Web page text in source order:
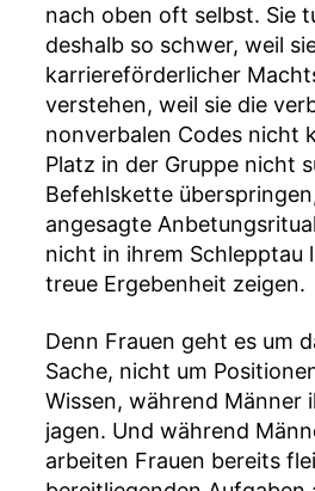
nach oben oft selbst. Sie
deshalb so schwer, weil
karriereförderlicher
verstehen, weil sie die
nonverbalen Codes nicht
Platz in der Gruppe nicht
Befehlskette
angesagte
nicht in ihrem Schlepptau
treue Ergebenheit zeigen.
Denn Frauen geht es um
Sache, nicht um
Wissen, während Männer
jagen. Und während
arbeiten Frauen bereits